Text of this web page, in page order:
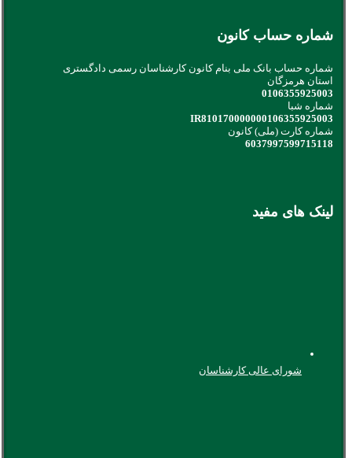
شماره حساب کانون
شماره حساب بانک ملی بنام کانون کارشناسان رسمی دادگستری
استان هرمزگان
0106355925003
شماره شبا
IR810170000000106355925003
شماره کارت (ملی) کانون
6037997599715118
لینک های مفید
شورای عالی کارشناسان